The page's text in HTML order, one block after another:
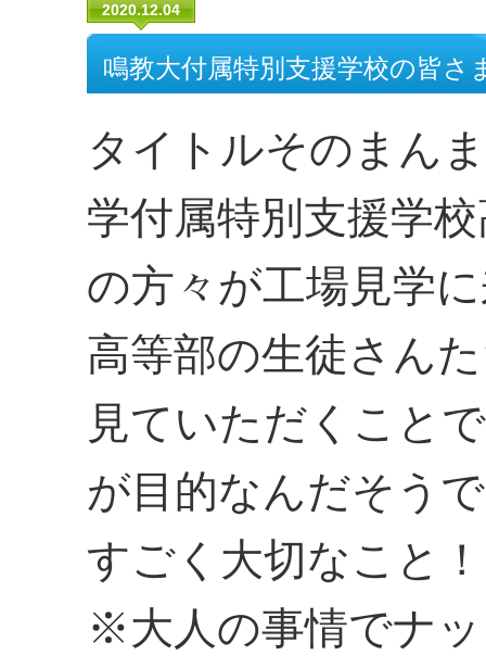
2020.12.04
鳴教大付属特別支援学校の皆
タイトルそのまん
学付属特別支援学
の方々が工場見学
高等部の生徒さん
見ていただくこと
が目的なんだそう
すごく大切なこと！
※大人の事情でナ